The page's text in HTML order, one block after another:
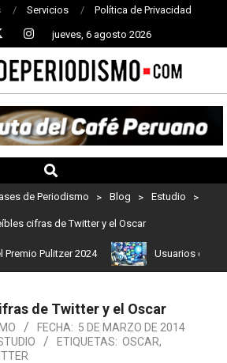
Servicios Política de Privacidad
jueves, 6 agosto 2026
de Periodismo > Blog > Estudio >
cifras de Twitter y el Oscar
Pulitzer 2024 Usuarios de
de Twitter y el Oscar
FECHA: 5 DE MARZO DE 2014
ETIQUETAS: OSCAR,